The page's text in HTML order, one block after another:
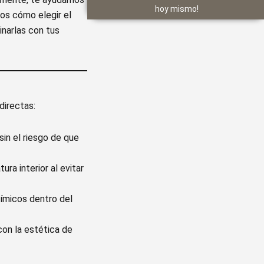
cómo elegir el
con tus
el riesgo de que
interior al evitar
dentro del
la estética de
hoy mismo!